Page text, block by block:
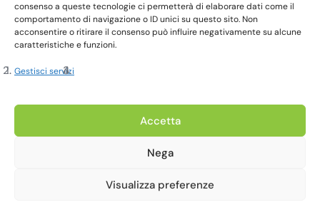
consenso a queste tecnologie ci permetterà di elaborare dati come il
comportamento di navigazione o ID unici su questo sito. Non
acconsentire o ritirare il consenso può influire negativamente su alcune
caratteristiche e funzioni.
Gestisci servizi
Accetta
Nega
Visualizza preferenze
Copyright 2023, Cardine srl. All Rights Reserved
Cookie Policy |
Realizzato da Web-Arte.it